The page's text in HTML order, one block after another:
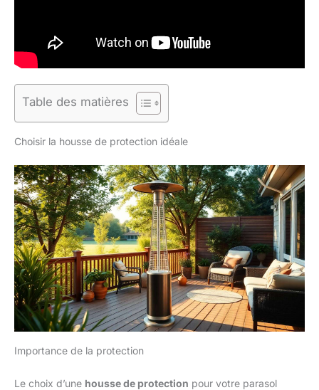
Table des matières
Choisir la housse de protection idéale
Importance de la protection
Le choix d’une housse de protection pour votre parasol